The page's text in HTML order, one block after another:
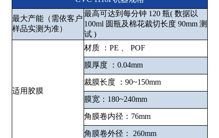
最⼤产能（需依客户
样品实测为准）
最高可达到每分钟 120 瓶( 数据以
100ml 圆瓶及棉花裁切长度 90mm 测
试 )
适用胶膜
材质 ：PE 、 POF
膜厚度 ：0.04mm
裁膜长度 ：90~150mm
膜宽：180~240mm
角膜卷内径：76mm
角膜卷外径： 260mm